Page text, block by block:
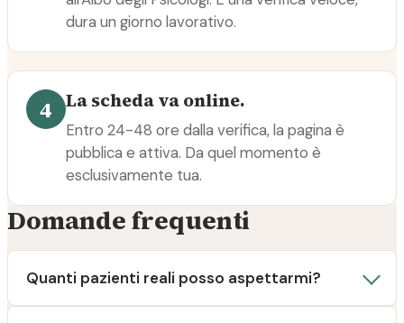
dura un giorno lavorativo.
4 La scheda va online.
Entro 24-48 ore dalla verifica, la pagina è
pubblica e attiva. Da quel momento è
esclusivamente tua.
Domande frequenti
Quanti pazienti reali posso aspettarmi?